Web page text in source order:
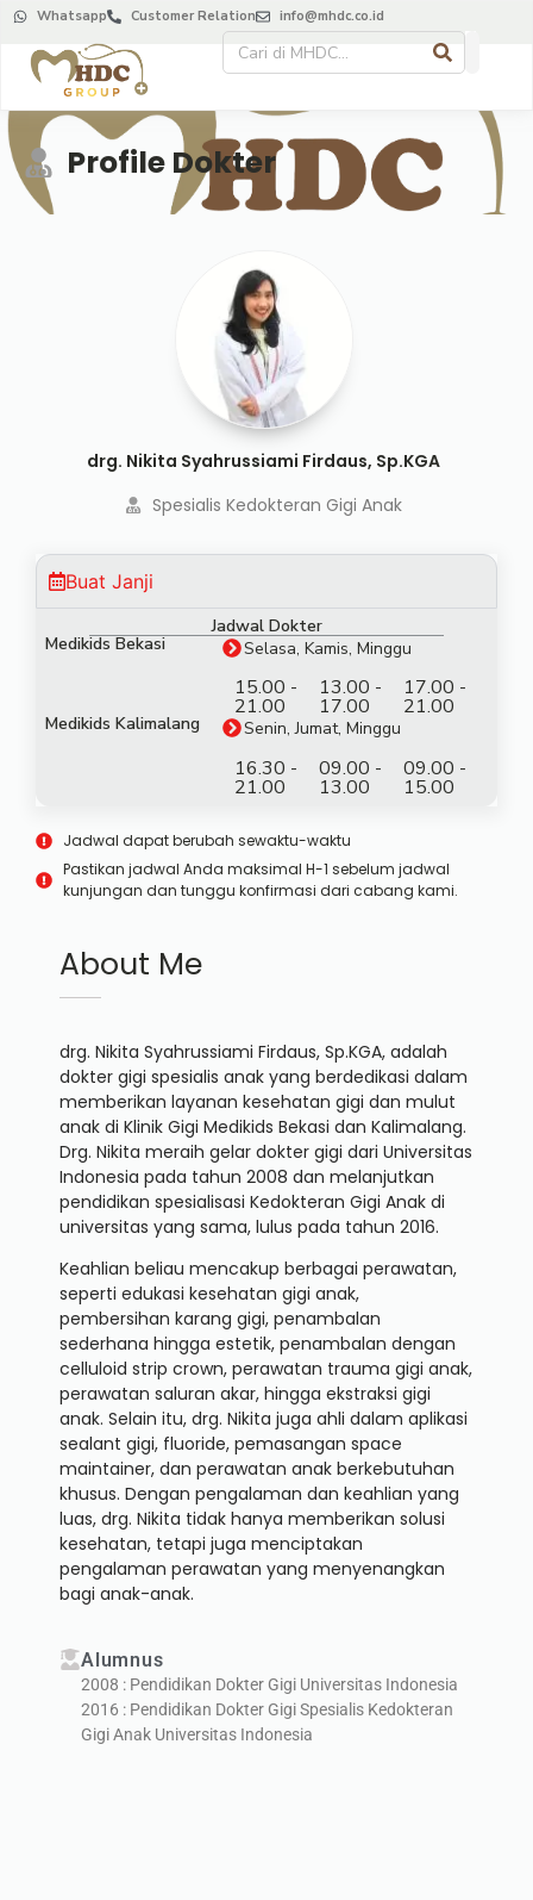
Whatsapp Customer Relation info@mhdc.co.id
Profile Dokter
drg. Nikita Syahrussiami Firdaus, Sp.KGA
Spesialis Kedokteran Gigi Anak
Buat Janji
Jadwal Dokter
Medikids Bekasi Selasa, Kamis, Minggu
15.00 -
21.00
13.00 -
17.00
17.00 -
21.00
Medikids Kalimalang Senin, Jumat, Minggu
16.30 -
21.00
09.00 -
13.00
09.00 -
15.00
Jadwal dapat berubah sewaktu-waktu
Pastikan jadwal Anda maksimal H-1 sebelum jadwal
kunjungan dan tunggu konfirmasi dari cabang kami.
About Me
drg. Nikita Syahrussiami Firdaus, Sp.KGA, adalah
dokter gigi spesialis anak yang berdedikasi dalam
memberikan layanan kesehatan gigi dan mulut
anak di Klinik Gigi Medikids Bekasi dan Kalimalang.
Drg. Nikita meraih gelar dokter gigi dari Universitas
Indonesia pada tahun 2008 dan melanjutkan
pendidikan spesialisasi Kedokteran Gigi Anak di
universitas yang sama, lulus pada tahun 2016.
Keahlian beliau mencakup berbagai perawatan,
seperti edukasi kesehatan gigi anak,
pembersihan karang gigi, penambalan
sederhana hingga estetik, penambalan dengan
celluloid strip crown, perawatan trauma gigi anak,
perawatan saluran akar, hingga ekstraksi gigi
anak. Selain itu, drg. Nikita juga ahli dalam aplikasi
sealant gigi, fluoride, pemasangan space
maintainer, dan perawatan anak berkebutuhan
khusus. Dengan pengalaman dan keahlian yang
luas, drg. Nikita tidak hanya memberikan solusi
kesehatan, tetapi juga menciptakan
pengalaman perawatan yang menyenangkan
bagi anak-anak.
Alumnus
2008 : Pendidikan Dokter Gigi Universitas Indonesia
2016 : Pendidikan Dokter Gigi Spesialis Kedokteran
Gigi Anak Universitas Indonesia